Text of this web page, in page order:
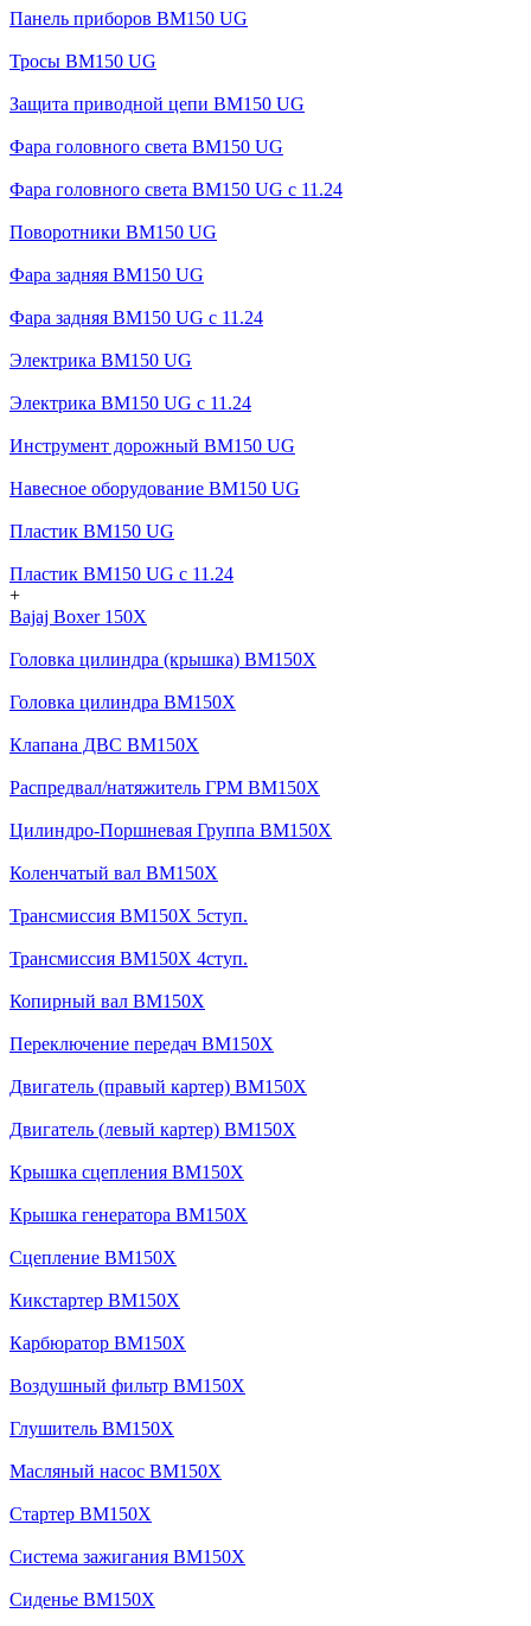
Панель приборов BM150 UG
Тросы BM150 UG
Защита приводной цепи BM150 UG
Фара головного света BM150 UG
Фара головного света BM150 UG c 11.24
Поворотники BM150 UG
Фара задняя BM150 UG
Фара задняя BM150 UG с 11.24
Электрика BM150 UG
Электрика BM150 UG c 11.24
Инструмент дорожный BM150 UG
Навесное оборудование BM150 UG
Пластик BM150 UG
Пластик BM150 UG c 11.24
+
Bajaj Boxer 150X
Головка цилиндра (крышка) BM150X
Головка цилиндра BM150X
Клапана ДВС BM150X
Распредвал/натяжитель ГРМ BM150X
Цилиндро-Поршневая Группа BM150X
Коленчатый вал BM150X
Трансмиссия BM150X 5ступ.
Трансмиссия BM150X 4ступ.
Копирный вал BM150X
Переключение передач BM150X
Двигатель (правый картер) BM150X
Двигатель (левый картер) BM150X
Крышка сцепления BM150X
Крышка генератора BM150X
Сцепление BM150X
Кикстартер BM150X
Карбюратор BM150X
Воздушный фильтр BM150X
Глушитель BM150X
Масляный насос BM150X
Стартер BM150X
Система зажигания BM150X
Сиденье BM150X